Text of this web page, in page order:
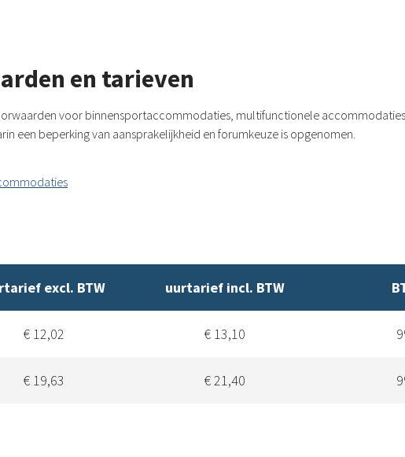
en tarieven
voor binnensportaccommodaties, multifunctionele
een beperking van aansprakelijkheid en forumkeuze is opgenomen.
excl. BTW uurtarief incl. BTW
€ 12,02 € 13,10
€ 19,63 € 21,40